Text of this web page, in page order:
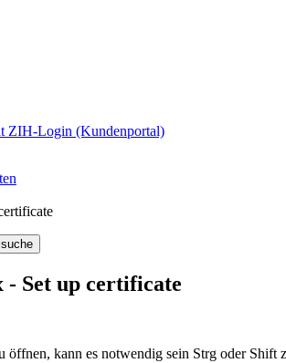
ZIH-Login (Kundenportal)
Set up certificate
kann es notwendig sein Strg oder